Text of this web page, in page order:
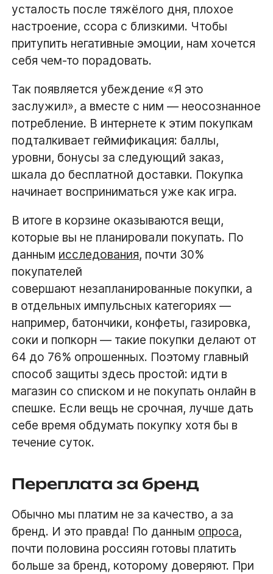
усталость после тяжёлого дня, плохое
настроение, ссора с близкими. Чтобы
притупить негативные эмоции, нам хочется
себя чем-то порадовать.
Так появляется убеждение «Я это
заслужил», а вместе с ним — неосознанное
потребление. В интернете к этим покупкам
подталкивает геймификация: баллы,
уровни, бонусы за следующий заказ,
шкала до бесплатной доставки. Покупка
начинает восприниматься уже как игра.
В итоге в корзине оказываются вещи,
которые вы не планировали покупать. По
данным исследования, почти 30%
покупателей
совершают незапланированные покупки, а
в отдельных импульсных категориях —
например, батончики, конфеты, газировка,
соки и попкорн — такие покупки делают от
64 до 76% опрошенных. Поэтому главный
способ защиты здесь простой: идти в
магазин со списком и не покупать онлайн в
спешке. Если вещь не срочная, лучше дать
себе время обдумать покупку хотя бы в
течение суток.
Переплата за бренд
Обычно мы платим не за качество, а за
бренд. И это правда! По данным опроса,
почти половина россиян готовы платить
больше за бренд, которому доверяют. При